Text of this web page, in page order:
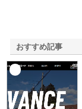
おすすめ記事